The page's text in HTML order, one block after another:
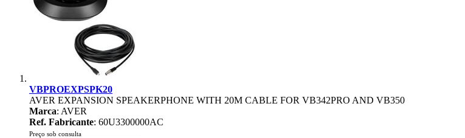
VBPROEXPSPK20
AVER EXPANSION SPEAKERPHONE WITH 20M CABLE FOR VB342PRO AND VB350
Marca: AVER
Ref. Fabricante: 60U3300000AC
Preço sob consulta